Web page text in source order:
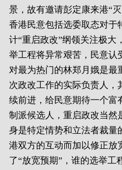
景，故有邀请彭定康来港“
香港民意包括选委取态对于
计“重启政改”纲领关注极大
举工程将异常艰苦，民意认
对最为热门的林郑月娥是最
次政改工作的实际负责人，
续前进，给民意期待一个富
制派候选人，重启政改当然
身是特定情势和立法者裁量
港双方的互动而加以修正放
了“放宽预期”，谁的选举工